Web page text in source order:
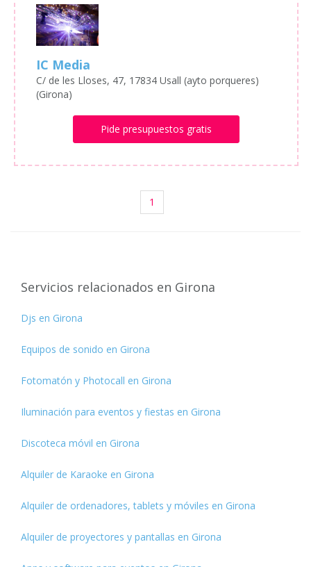
IC Media
C/ de les Lloses, 47, 17834 Usall (ayto porqueres)
(Girona)
Pide presupuestos gratis
1
Servicios relacionados en Girona
Djs en Girona
Equipos de sonido en Girona
Fotomatón y Photocall en Girona
Iluminación para eventos y fiestas en Girona
Discoteca móvil en Girona
Alquiler de Karaoke en Girona
Alquiler de ordenadores, tablets y móviles en Girona
Alquiler de proyectores y pantallas en Girona